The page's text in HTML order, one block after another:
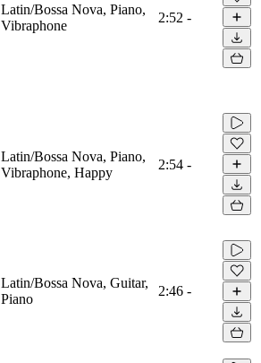
Latin/Bossa Nova, Piano,
Vibraphone
2:52 -
Latin/Bossa Nova, Piano,
Vibraphone, Happy
2:54 -
Latin/Bossa Nova, Guitar,
Piano
2:46 -